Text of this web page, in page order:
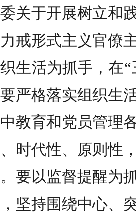
关于开展树立和
戒形式主义官僚
生活为抓手，在
严格落实组织生
教育和党员管理
时代性、原则性
要以监督提醒为
坚持围绕中心、